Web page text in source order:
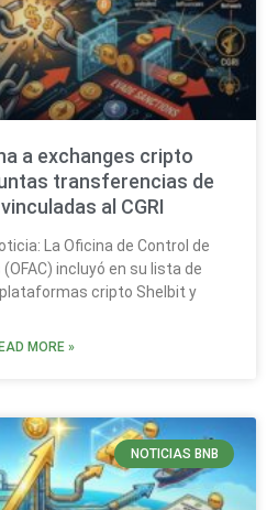
a exchanges cripto
transferencias de
al CGRI
La Oficina de Control de
incluyó en su lista de
cripto Shelbit y
MORE »
NOTICIAS BNB